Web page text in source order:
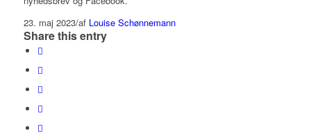
23. maj 2023/af Louise Schønnemann
Share this entry